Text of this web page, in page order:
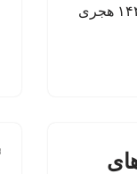
اربعین سال ۱۴۰۳ هجری شمسی، ۱۴۴۶ هجری